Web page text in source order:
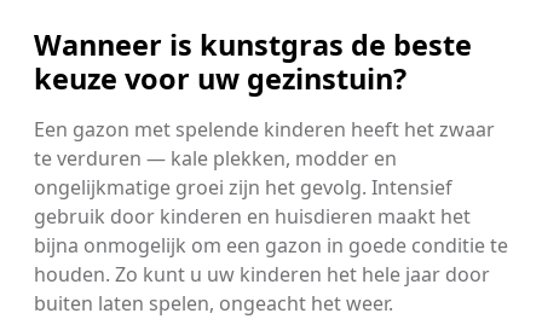
Wanneer is kunstgras de beste
keuze voor uw gezinstuin?
Een gazon met spelende kinderen heeft het zwaar
te verduren — kale plekken, modder en
ongelijkmatige groei zijn het gevolg. Intensief
gebruik door kinderen en huisdieren maakt het
bijna onmogelijk om een gazon in goede conditie te
houden. Zo kunt u uw kinderen het hele jaar door
buiten laten spelen, ongeacht het weer.